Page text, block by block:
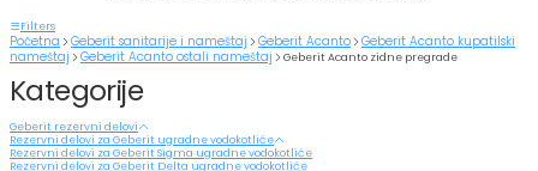
Filters
Početna Geberit sanitarije i nameštaj Geberit Acanto Geberit Acanto kupatilski
nameštaj
Geberit Acanto ostali nameštaj Geberit Acanto zidne pregrade
Kategorije
Geberit rezervni delovi
Rezervni delovi za Geberit ugradne vodokotliće
Rezervni delovi za Geberit Sigma ugradne vodokotliće
Rezervni delovi za Geberit Delta ugradne vodokotliće